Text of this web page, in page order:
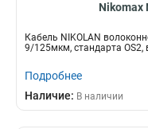
Nikomax
Кабель NIKOLAN
9/125мкм, стандарта OS2,
Подробнее
Наличие: В наличии